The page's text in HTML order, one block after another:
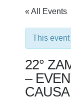
« All Events
This
22°
–